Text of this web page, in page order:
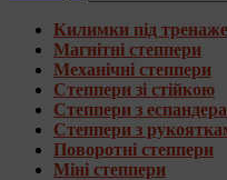
Килимки під
Магнітні степпери
Механічні степпери
Степпери зі стійкою
Степпери з
Степпери з
Поворотні степпери
Міні степпери